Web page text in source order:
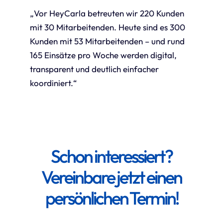
„Vor HeyCarla betreuten wir 220 Kunden
mit 30 Mitarbeitenden. Heute sind es 300
Kunden mit 53 Mitarbeitenden – und rund
165 Einsätze pro Woche werden digital,
transparent und deutlich einfacher
koordiniert.“
Schon interessiert?
Vereinbare jetzt einen
persönlichen Termin!